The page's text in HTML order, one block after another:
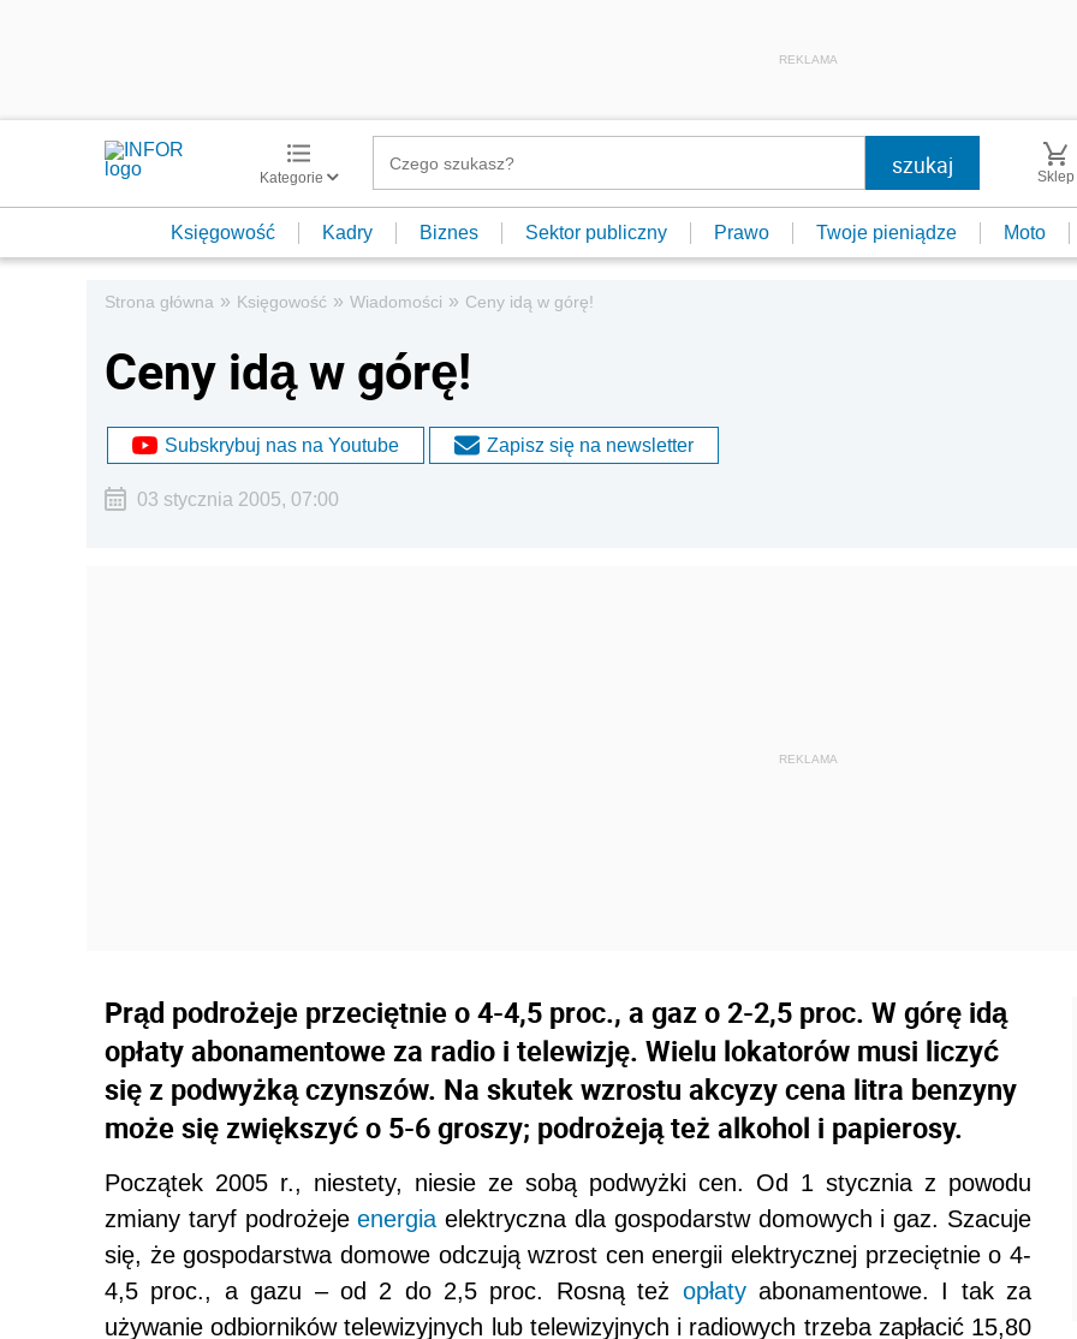
REKLAMA
Kategorie Sklep
Księgowość Kadry Biznes Sektor publiczny Prawo Twoje pieniądze Moto
Strona główna » Księgowość » Wiadomości » Ceny idą w górę!
Ceny idą w górę!
Subskrybuj nas na Youtube Zapisz się na newsletter
03 stycznia 2005, 07:00
Prąd podrożeje przeciętnie o 4-4,5 proc., a gaz o 2-2,5 proc. W górę idą
opłaty abonamentowe za radio i telewizję. Wielu lokatorów musi liczyć
się z podwyżką czynszów. Na skutek wzrostu akcyzy cena litra benzyny
może się zwiększyć o 5-6 groszy; podrożeją też alkohol i papierosy.
Początek 2005 r., niestety, niesie ze sobą podwyżki cen. Od 1 stycznia z powodu
zmiany taryf podrożejeenergia elektryczna dla gospodarstw domowych i gaz. Szacuje
się, że gospodarstwa domowe odczują wzrost cen energii elektrycznej przeciętnie o 4-
4,5 proc., a gazu – od 2 do 2,5 proc. Rosną też opłatyabonamentowe. I tak za
używanie odbiorników telewizyjnych lub telewizyjnych i radiowych trzeba zapłacić 15,80